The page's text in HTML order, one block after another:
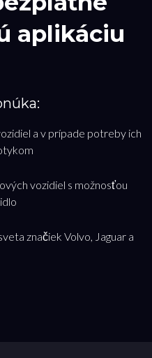
aplikáciu
a v prípade potreby ich
vozidiel s možnosťou
značiek Volvo, Jaguar a